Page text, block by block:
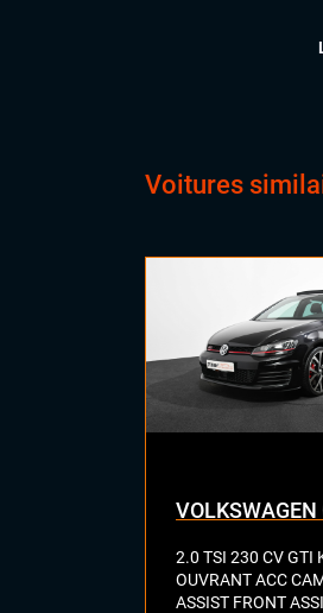
Voitures
2.0 TSI 230 CV GTI
OUVRANT ACC
ASSIST FRONT